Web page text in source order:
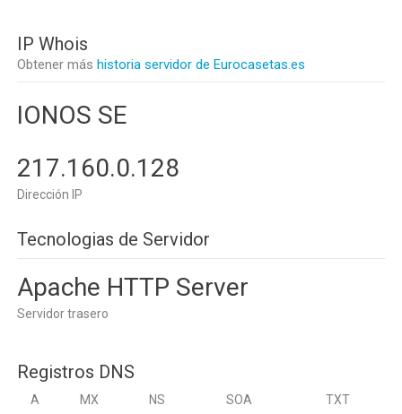
IP Whois
Obtener más historia servidor de Eurocasetas.es
IONOS SE
217.160.0.128
Dirección IP
Tecnologias de Servidor
Apache HTTP Server
Servidor trasero
Registros DNS
A MX NS SOA TXT